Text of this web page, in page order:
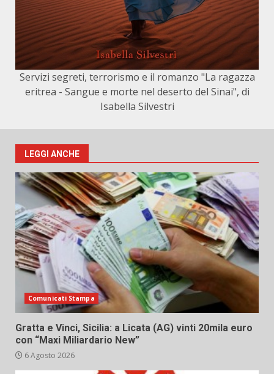
Servizi segreti, terrorismo e il romanzo "La ragazza
eritrea - Sangue e morte nel deserto del Sinai", di
Isabella Silvestri
LEGGI ANCHE
Comunicati Stampa
Gratta e Vinci, Sicilia: a Licata (AG) vinti 20mila euro
con “Maxi Miliardario New”
6 Agosto 2026